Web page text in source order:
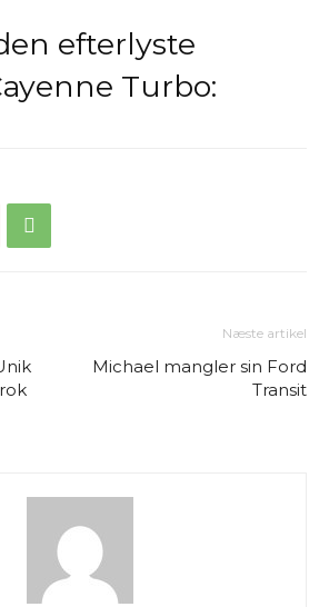
efterlyste
Turbo:
Næste artikel
Michael mangler sin Ford
Transit